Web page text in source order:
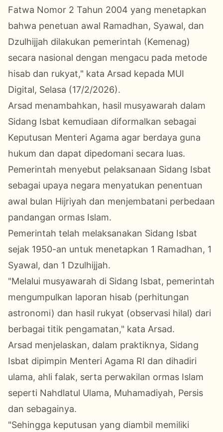
Fatwa Nomor 2 Tahun 2004 yang menetapkan
bahwa penetuan awal Ramadhan, Syawal, dan
Dzulhijjah dilakukan pemerintah (Kemenag)
secara nasional dengan mengacu pada metode
hisab dan rukyat," kata Arsad kepada MUI
Digital, Selasa (17/2/2026).
Arsad menambahkan, hasil musyawarah dalam
Sidang Isbat kemudiaan diformalkan sebagai
Keputusan Menteri Agama agar berdaya guna
hukum dan dapat dipedomani secara luas.
Pemerintah menyebut pelaksanaan Sidang Isbat
sebagai upaya negara menyatukan penentuan
awal bulan Hijriyah dan menjembatani perbedaan
pandangan ormas Islam.
Pemerintah telah melaksanakan Sidang Isbat
sejak 1950-an untuk menetapkan 1 Ramadhan, 1
Syawal, dan 1 Dzulhijjah.
"Melalui musyawarah di Sidang Isbat, pemerintah
mengumpulkan laporan hisab (perhitungan
astronomi) dan hasil rukyat (observasi hilal) dari
berbagai titik pengamatan," kata Arsad.
Arsad menjelaskan, dalam praktiknya, Sidang
Isbat dipimpin Menteri Agama RI dan dihadiri
ulama, ahli falak, serta perwakilan ormas Islam
seperti Nahdlatul Ulama, Muhamadiyah, Persis
dan sebagainya.
"Sehingga keputusan yang diambil memiliki